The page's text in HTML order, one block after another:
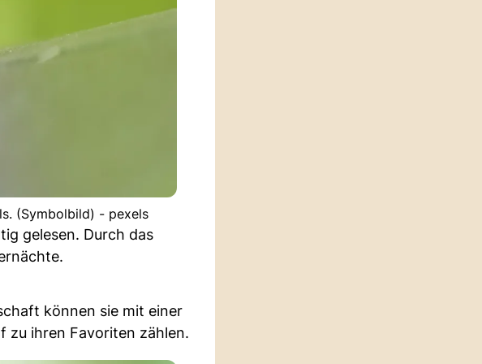
(Symbolbild) - pexels
gelesen. Durch das
können sie mit einer
zu ihren Favoriten zählen.